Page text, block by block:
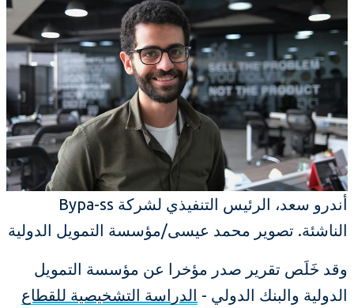
أندرو سعد، الرئيس التنفيذي لشركة Bypa-ss
الناشئة. تصوير محمد عيسى/مؤسسة التمويل الدولية
وقد خَلَص تقرير صدر مؤخرا عن مؤسسة التمويل
الدولية والبنك الدولي - الدراسة التشخيصية للقطاع